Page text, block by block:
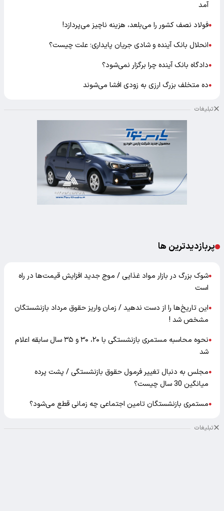
آمد
●فولاد نصف کشور را می‌بلعد، هزینه ناچیز می‌پردازد!
●انحلال بانک آینده و شادی جریان پایداری؛ علت چیست؟
●دادگاه بانک آینده چرا برگزار نمی‌شود؟
●ده متخلف بزرگ ارزی به زودی افشا می‌شوند
تبلیغات
پربازدیدترین ها
●شوک بزرگ در بازار مواد غذایی / موج جدید افزایش قیمت‌ها در راه
است
●این تاریخ‌ها را از دست ندهید / زمان واریز حقوق مرداد بازنشستگان
مشخص شد !
●
نحوه محاسبه مستمری بازنشستگی با ۲۰، ۳۰ و ۳۵ سال سابقه اعلام
شد
●مجلس به دنبال تغییر فرمول حقوق بازنشستگی / پشت پرده
میانگین 30 سال چیست؟
●مستمری بازنشستگان تامین اجتماعی چه زمانی قطع می‌شود؟
تبلیغات